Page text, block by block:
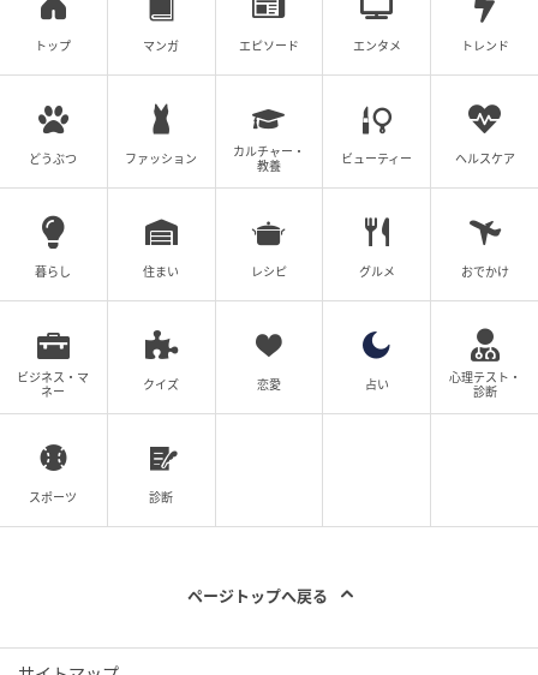
4. 粗熱が取れたら、食べやすい大きさの小判型にまる
め、＜衣＞の小麦粉、溶き卵、パン粉を順につける。
トップ マンガ エピソード エンタメ トレンド
どうぶつ ファッション
カルチャー・
教養
ビューティー ヘルスケア
暮らし 住まい レシピ グルメ おでかけ
ビジネス・マ
ネー
クイズ 恋愛 占い
心理テスト・
診断
スポーツ 診断
ページトップへ戻る